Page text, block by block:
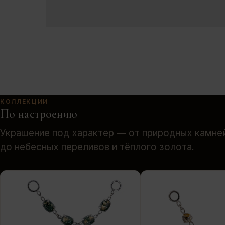
КОЛЛЕКЦИИ
По настроению
Украшение под характер — от природных
до небесных переливов и тёплого золота.